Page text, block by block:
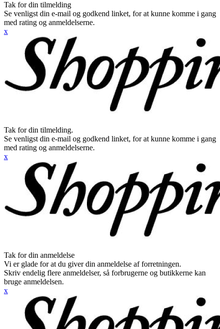
Tak for din tilmelding
Se venligst din e-mail og godkend linket, for at kunne komme i gang
med rating og anmeldelserne.
x
Tak for din tilmelding.
Se venligst din e-mail og godkend linket, for at kunne komme i gang
med rating og anmeldelserne.
x
Tak for din anmeldelse
Vi er glade for at du giver din anmeldelse af forretningen.
Skriv endelig flere anmeldelser, så forbrugerne og butikkerne kan
bruge anmeldelsen.
x